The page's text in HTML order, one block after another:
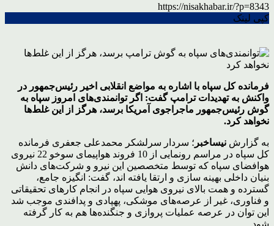
https://nisakhabar.ir/?p=8343
کپی لینک
فرمانده کل سپاه با اشاره به مواضع انقلابی اخیر رئیس‌جمهور در
واکنش به تهدیدات ترامپ گفت: اگر توانمندی‌های امروز سپاه به
گوش رئیس‌جمهور ماجراجوی آمریکا برسد، هرگز از این غلط‌ها
نخواهد کرد.
به گزارش نیساخبر ؛ سردار سرلشکر محمدعلی جعفری فرمانده
کل سپاه در مراسم رونمایی از 10 فروند هواپیمای سوخو 22 نیروی
هوافضای سپاه که توسط متخصصین این نیرو و شرکت‌های دانش
بنیان داخلی بهینه سازی و ارتقا یافته اند، گفت: انگیزه جامع،
گسترده و همت بالای نیروی هوایی سپاه در انجام کارهای تحقیقاتی
و فناوری، غیر از عرصه‌های موشکی، پهپادی و پدافندی موجب شد
این توان در عرصه عملیات پروازی و جنگنده‌ها هم به کار گرفته
شود.